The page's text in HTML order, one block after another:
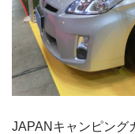
JAPANキャンピング